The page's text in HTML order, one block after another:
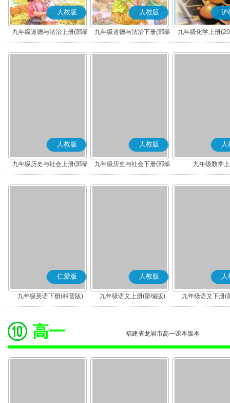
人教版
九年级道德与法治上册(部编
版)
人教版
九年级道德与法治下册(部编
版)
沪
九年级化学上册
人教版
九年级历史与社会上册(部编
版)
人教版
九年级历史与社会下册(部编
版)
人
九年级数学
仁爱版
九年级英语下册(科普版)
人教版
九年级语文上册(部编版)
人
九年级语文下册(
高一 福建省龙岩市高一课本版本